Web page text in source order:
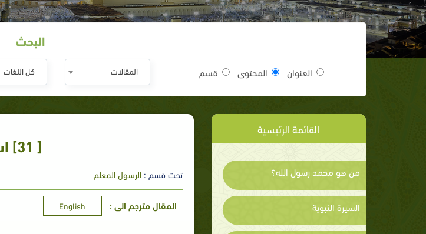
البحث
العنوان المحتوى قسم المقالات كل اللغات
القائمة الرئيسية
من هو محمد رسول الله؟
السيرة النبوية
[ 31] استخدام التكرار في التعليم
تحت قسم :الرسول المعلم
المقال مترجم الى : English